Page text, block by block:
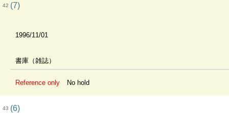
42 (7)
1996/11/01
書庫（雑誌）
Reference only No hold
43 (6)